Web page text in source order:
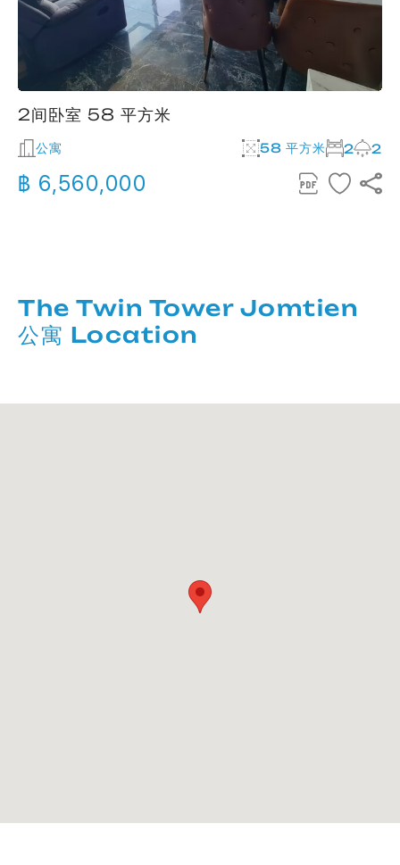
2间卧室 58 平方米
公寓 58 平方米 2 2
฿ 6,560,000
The Twin Tower Jomtien
公寓 Location